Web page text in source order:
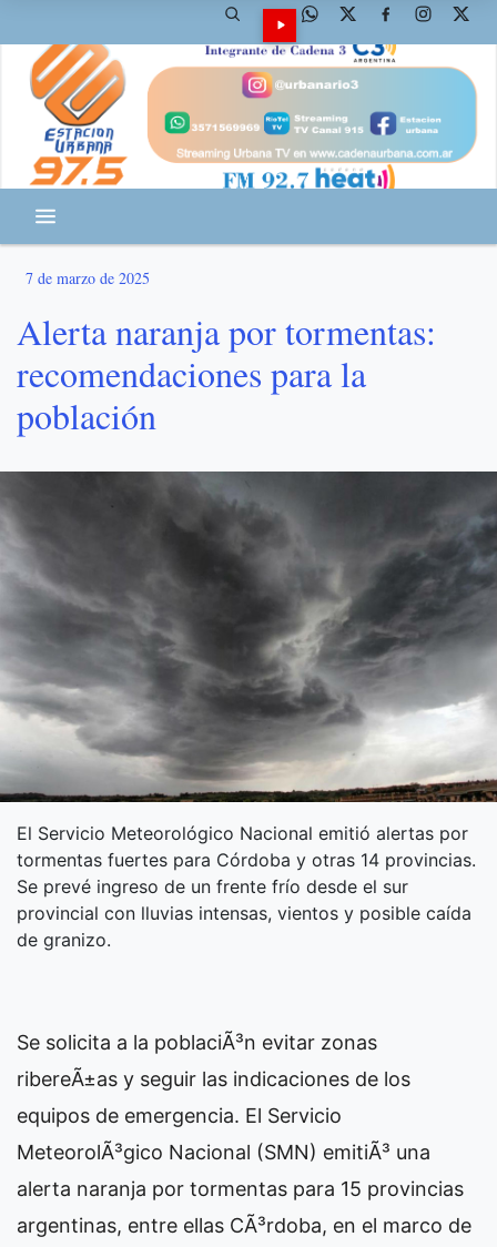
7 de marzo de 2025
Alerta naranja por tormentas:
recomendaciones para la
población
El Servicio Meteorológico Nacional emitió alertas por
tormentas fuertes para Córdoba y otras 14 provincias.
Se prevé ingreso de un frente frío desde el sur
provincial con lluvias intensas, vientos y posible caída
de granizo.
Se solicita a la poblaciÃ³n evitar zonas
ribereÃ±as y seguir las indicaciones de los
equipos de emergencia. El Servicio
MeteorolÃ³gico Nacional (SMN) emitiÃ³ una
alerta naranja por tormentas para 15 provincias
argentinas, entre ellas CÃ³rdoba, en el marco de